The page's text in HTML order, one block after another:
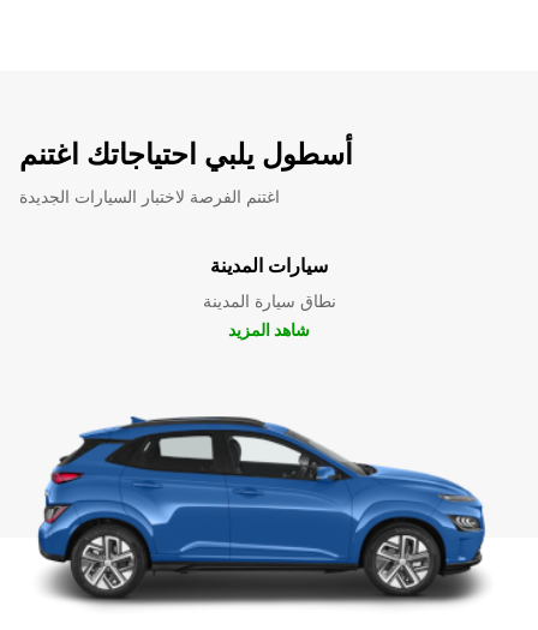
أسطول يلبي احتياجاتك اغتنم
اغتنم الفرصة لاختبار السيارات الجديدة
سيارات المدينة
نطاق سيارة المدينة
شاهد المزيد